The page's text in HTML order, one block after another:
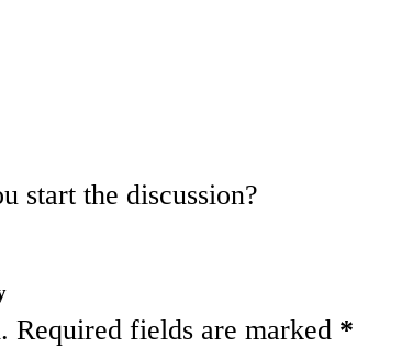
start the discussion?
Required fields are marked *